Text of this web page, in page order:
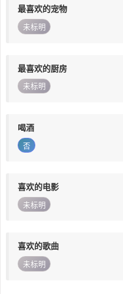
最喜欢的宠物
未标明
最喜欢的厨房
未标明
喝酒
否
喜欢的电影
未标明
喜欢的歌曲
未标明